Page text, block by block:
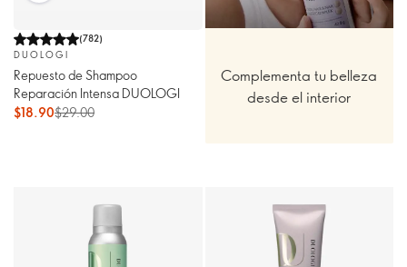
(782)
DUOLOGI
Repuesto de Shampoo
Reparación Intensa DUOLOGI
$18.90$29.00
Complementa tu belleza
desde el interior